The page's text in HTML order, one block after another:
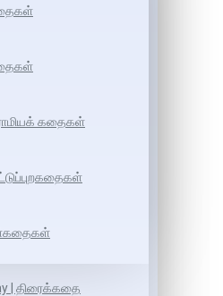
கதைகள்
| திரைக்கதை